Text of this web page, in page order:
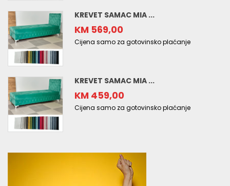
KREVET SAMAC MIA ...
KM 569,00
Cijena samo za gotovinsko plaćanje
KREVET SAMAC MIA ...
KM 459,00
Cijena samo za gotovinsko plaćanje